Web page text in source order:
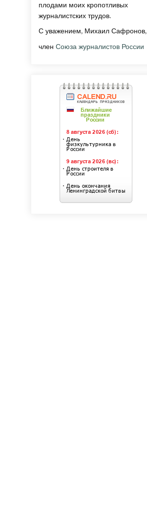
плодами моих кропотливых
журналистских трудов.
С уважением, Михаил Сафронов,
членСоюза журналистов России